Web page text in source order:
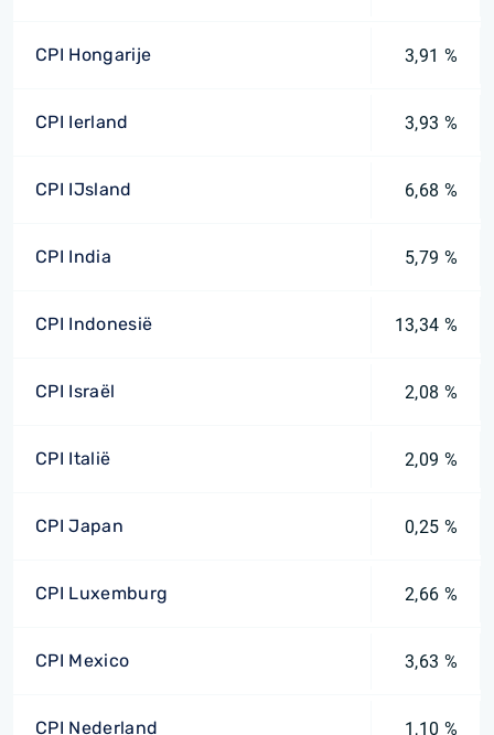
CPI Hongarije 3,91 %
CPI Ierland 3,93 %
CPI IJsland 6,68 %
CPI India 5,79 %
CPI Indonesië 13,34 %
CPI Israël 2,08 %
CPI Italië 2,09 %
CPI Japan 0,25 %
CPI Luxemburg 2,66 %
CPI Mexico 3,63 %
CPI Nederland 1,10 %